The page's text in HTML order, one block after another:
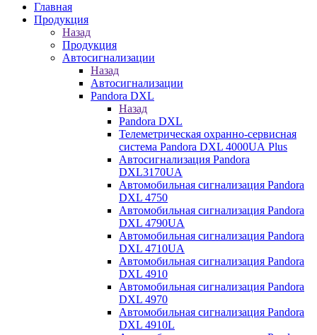
Главная
Продукция
Назад
Продукция
Автосигнализации
Назад
Автосигнализации
Pandora DXL
Назад
Pandora DXL
Телеметрическая охранно-сервисная
система Pandora DXL 4000UA Plus
Автосигнализация Pandora
DXL3170UA
Автомобильная сигнализация Pandora
DXL 4750
Автомобильная сигнализация Pandora
DXL 4790UA
Автомобильная сигнализация Pandora
DXL 4710UA
Автомобильная сигнализация Pandora
DXL 4910
Автомобильная сигнализация Pandora
DXL 4970
Автомобильная сигнализация Pandora
DXL 4910L